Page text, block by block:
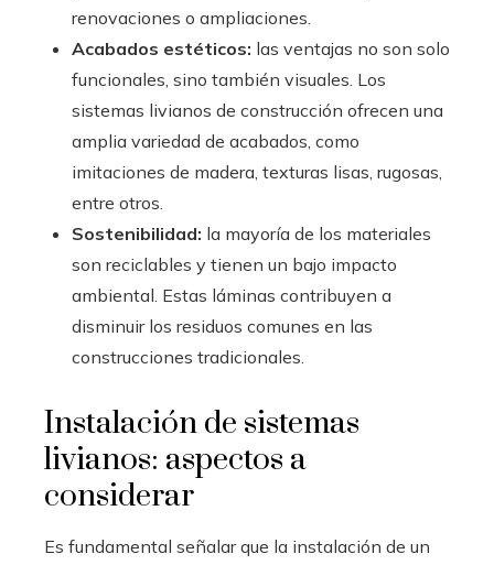
renovaciones o ampliaciones.
Acabados estéticos: las ventajas no son solo
funcionales, sino también visuales. Los
sistemas livianos de construcción ofrecen una
amplia variedad de acabados, como
imitaciones de madera, texturas lisas, rugosas,
entre otros.
Sostenibilidad: la mayoría de los materiales
son reciclables y tienen un bajo impacto
ambiental. Estas láminas contribuyen a
disminuir los residuos comunes en las
construcciones tradicionales.
Instalación de sistemas
livianos: aspectos a
considerar
Es fundamental señalar que la instalación de un